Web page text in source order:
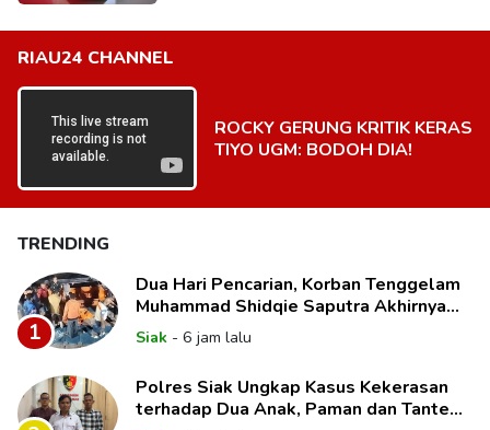
RIAU24 CHANNEL
ROCKY GERUNG KRITIK KERAS
TIYO UGM: BODOH DIA!
TRENDING
1
Dua Hari Pencarian, Korban Tenggelam
Muhammad Shidqie Saputra Akhirnya
Ditemukan
Siak - 6 jam lalu
Polres Siak Ungkap Kasus Kekerasan
terhadap Dua Anak, Paman dan Tante